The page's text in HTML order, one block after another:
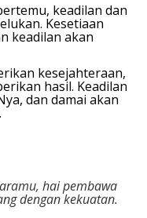
keadilan dan
Kesetiaan
keadilan akan
kesejahteraan,
hasil. Keadilan
dan damai akan
hai pembawa
dengan kekuatan.